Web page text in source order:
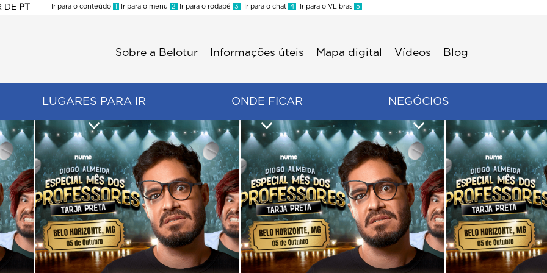
DE PT
Ir para o conteúdo 1 Ir para o menu 2 Ir para o rodapé 3 Ir para o chat 4 Ir para o VLibras 5
Sobre a Belotur Informações úteis Mapa digital Vídeos Blog
LUGARES PARA IR ONDE FICAR NEGÓCIOS